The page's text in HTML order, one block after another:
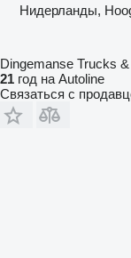
Нидерланды,
Dingemanse Trucks
21 год на Autoline
Связаться с